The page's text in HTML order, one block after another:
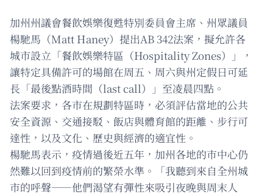
加州州議會餐飲娛樂復甦特別委員會主席、州眾議員
楊馳馬（Matt Haney）提出AB 342法案，擬允許各
城市設立「餐飲娛樂特區（Hospitality Zones）」，
讓特定具備許可的場館在周五、周六與州定假日可延
長「最後點酒時間（last call）」至凌晨四點。
法案要求，各市在規劃特區時，必須評估當地的公共
安全資源、交通接駁、飯店與體育館的距離、步行可
達性，以及文化、歷史與經濟的適宜性。
楊馳馬表示，疫情過後近五年，加州各地的市中心仍
然難以回到疫情前的繁榮水準。「我聽到來自全州城
市的呼聲——他們渴望有彈性來吸引夜晚與周末人